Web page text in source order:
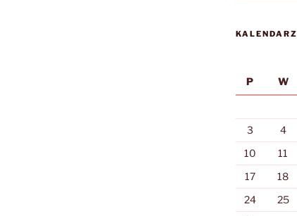
KALENDARZ
P
W
3
4
10
11
17
18
24
25